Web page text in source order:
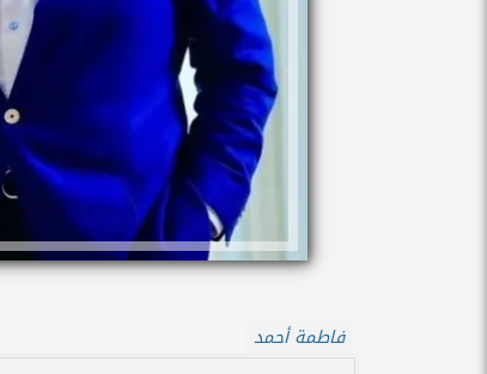
فاطمة أحمد